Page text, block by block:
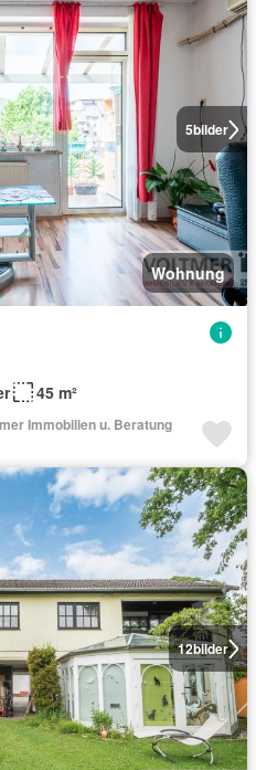
5bilder
Wohnung
45 m²
Immobilien u. Beratung
12bilder